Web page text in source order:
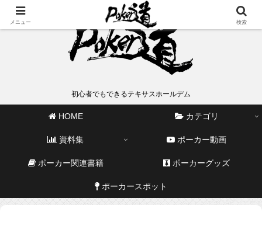
初心者でもできるテキサスホールデム
HOME カテゴリ
資料集 ポーカー動画
ポーカー関連書籍 ポーカーグッズ
ポーカースポット
メニュー 検索